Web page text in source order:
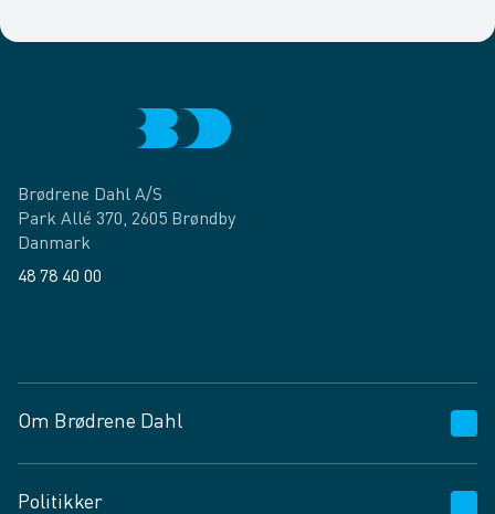
Brødrene Dahl A/S
Park Allé 370, 2605 Brøndby
Danmark
48 78 40 00
Om Brødrene Dahl
Politikker